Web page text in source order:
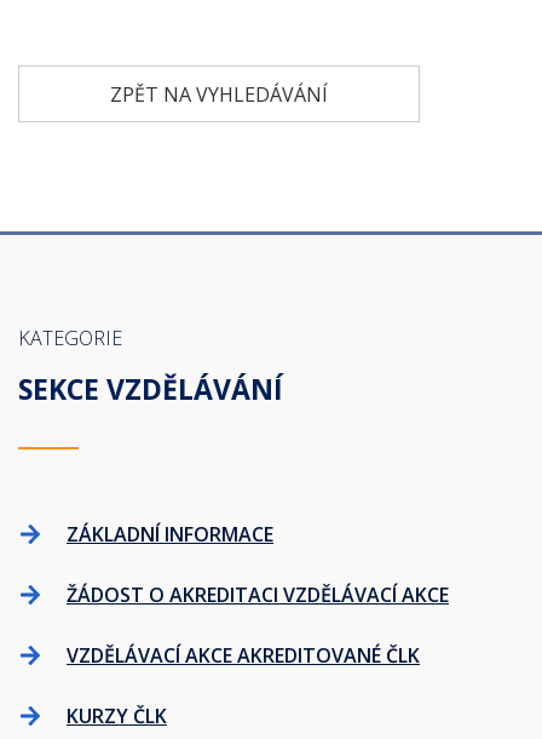
ZPĚT NA VYHLEDÁVÁNÍ
KATEGORIE
SEKCE VZDĚLÁVÁNÍ
ZÁKLADNÍ INFORMACE
ŽÁDOST O AKREDITACI VZDĚLÁVACÍ AKCE
VZDĚLÁVACÍ AKCE AKREDITOVANÉ ČLK
KURZY ČLK